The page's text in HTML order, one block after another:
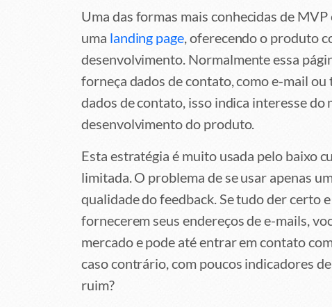
Uma das formas mais conhecidas de
uma landing page , oferecendo o produto
desenvolvimento. Normalmente essa
forneça dados de contato, como e-mail
dados de contato, isso indica interesse do
desenvolvimento do produto.
Esta estratégia é muito usada pelo baixo
limitada. O problema de se usar apenas
qualidade do feedback. Se tudo der certo
fornecerem seus endereços de e-mails,
mercado e pode até entrar em contato
caso contrário, com poucos indicadores
ruim?